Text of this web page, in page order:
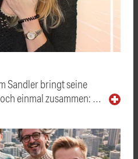
Sandler bringt seine
einmal zusammen: …